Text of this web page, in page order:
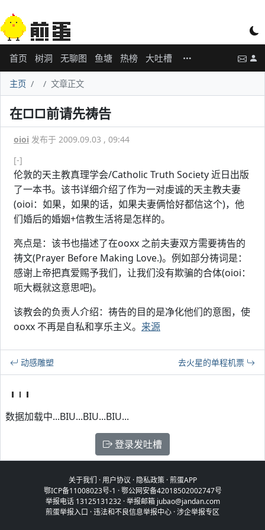
首页 树洞 无聊图 鱼塘 热榜 大吐槽
主页 文章正文
在□□前请先祷告
oioi 发布于 2009.09.03 , 09:44
[-]
伦敦的天主教真理学会/Catholic Truth Society 近日出版
了一本书。该书详细介绍了作为一对虔诚的天主教夫妻
(oioi：如果，如果的话，如果夫妻俩恰好都信这个)，他
们婚后的婚姻+信教生活将是怎样的。
亮点是：该书也描述了在ooxx 之前夫妻双方需要祷告的
祷文(Prayer Before Making Love.)。例如部分祷词是：
感谢上帝把真爱赐予我们，让我们没有欺骗的合体(oioi：
呃大概就这意思吧)。
该教会的负责人介绍：祷告的目的是净化他们的意图，使
ooxx 不再是自私和享乐主义。 来源
动感雕塑 去火星的单程机票
数据加载中...BIU...BIU...BIU...
登录发吐槽
关于我们 ·用户协议 · 隐私政策·煎蛋APP
鄂ICP备11008023号-1 ·鄂公网安备42018502002747号
举报电话 13125131232 · 举报邮箱 jubao@jandan.com
煎蛋举报入口 ·违法和不良信息举报中心 ·涉企举报专区